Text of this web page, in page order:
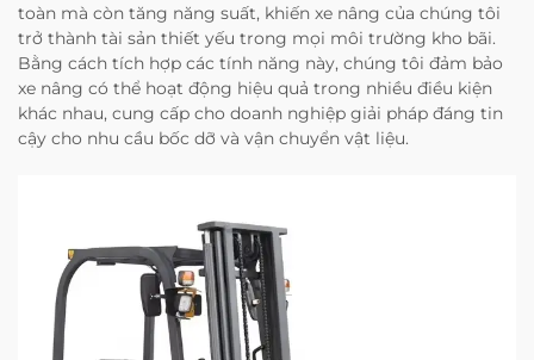
toàn mà còn tăng năng suất, khiến xe nâng của chúng tôi
trở thành tài sản thiết yếu trong mọi môi trường kho bãi.
Bằng cách tích hợp các tính năng này, chúng tôi đảm bảo
xe nâng có thể hoạt động hiệu quả trong nhiều điều kiện
khác nhau, cung cấp cho doanh nghiệp giải pháp đáng tin
cậy cho nhu cầu bốc dỡ và vận chuyển vật liệu.